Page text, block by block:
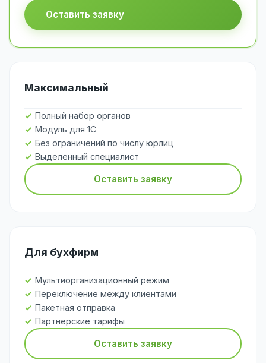
Оставить заявку
Максимальный
Полный набор органов
Модуль для 1С
Без ограничений по числу юрлиц
Выделенный специалист
Оставить заявку
Для бухфирм
Мультиорганизационный режим
Переключение между клиентами
Пакетная отправка
Партнёрские тарифы
Оставить заявку